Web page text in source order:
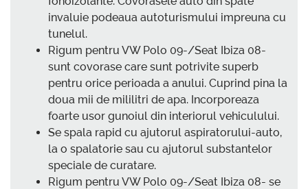
invaluie podeaua autoturismului impreuna cu
tunelul.
Rigum pentru VW Polo 09-/Seat Ibiza 08-
sunt covorase care sunt potrivite superb
pentru orice perioada a anului. Cuprind pina la
doua mii de mililitri de apa. Incorporeaza
foarte usor gunoiul din interiorul vehiculului.
Se spala rapid cu ajutorul aspiratorului-auto,
la o spalatorie sau cu ajutorul substantelor
speciale de curatare.
Rigum pentru VW Polo 09-/Seat Ibiza 08- se